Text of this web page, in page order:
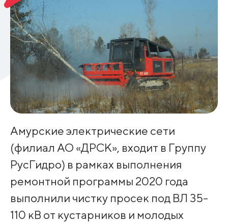
Амурские электрические сети
(филиал АО «ДРСК», входит в Группу
РусГидро) в рамках выполнения
ремонтной программы 2020 года
выполнили чистку просек под ВЛ 35-
110 кВ от кустарников и молодых